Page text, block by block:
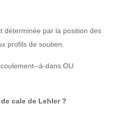
déterminée par la position des
profils de soutien.
à-dans OU
cale de Lehler ?